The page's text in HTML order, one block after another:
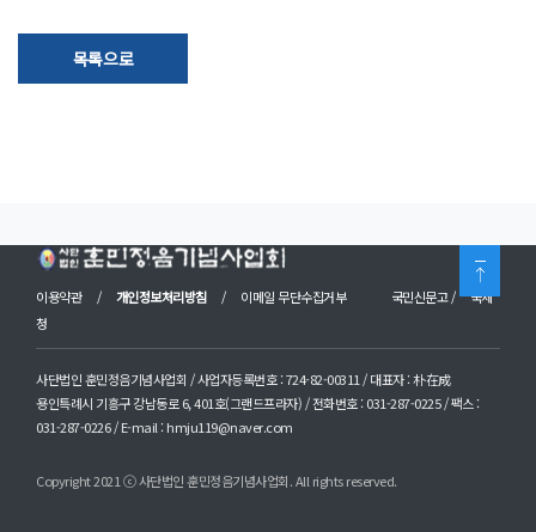
목록으로
이용약관 / 개인정보처리방침 / 이메일 무단수집거부 국민신문고/
국세
청
사단법인 훈민정음기념사업회 / 사업자등록번호 : 724-82-00311 / 대표자 : 朴在成
용인특례시 기흥구 강남동로 6, 401호(그랜드프라자) / 전화번호 : 031-287-0225 / 팩스 :
031-287-0226 / E-mail : hmju119@naver.com
Copyright 2021 ⓒ 사단법인 훈민정음기념사업회. All rights reserved.